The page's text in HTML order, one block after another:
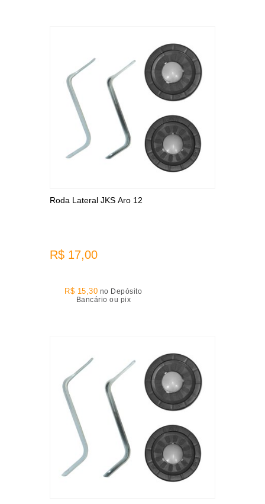
Roda Lateral JKS Aro 12
R$ 17,00
R$ 15,30 no Depósito
Bancário ou pix